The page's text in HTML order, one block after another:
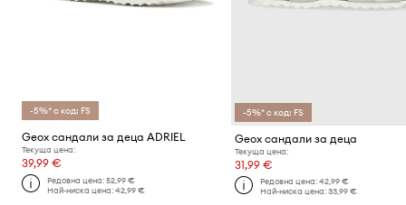
-5%* с код: FS
Geox сандали за деца ADRIEL
Текуща цена:
39,99 €
Редовна цена:52,99 €
Най-ниска цена:42,99 €
-5%* с код: FS
Geox сандали за деца
Текуща цена:
31,99 €
Редовна цена: 42,99 €
Най-ниска цена: 33,99 €